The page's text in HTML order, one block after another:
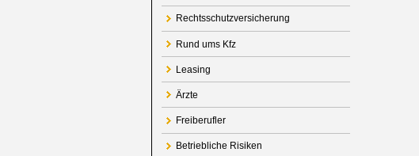
Rechtsschutzversicherung
Rund ums Kfz
Leasing
Ärzte
Freiberufler
Betriebliche Risiken